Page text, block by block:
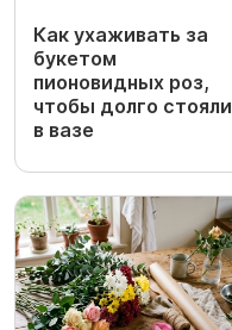
Как ухаживать за
букетом
пионовидных роз,
чтобы долго стояли
в вазе